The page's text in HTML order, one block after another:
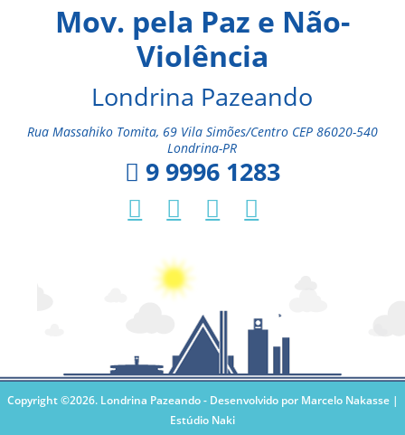
Mov. pela Paz e Não-
Violência
Londrina Pazeando
Rua Massahiko Tomita, 69 Vila Simões/Centro CEP 86020-540
Londrina-PR
9 9996 1283
Copyright ©2026. Londrina Pazeando - Desenvolvido por Marcelo Nakasse |
Estúdio Naki